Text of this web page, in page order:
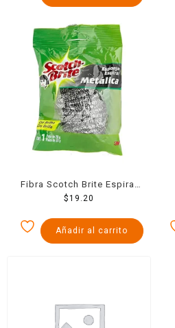
Fibra Scotch Brite Espiral
Metalico
$19.20
Añadir al carrito